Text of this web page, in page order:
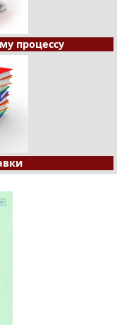
процессу